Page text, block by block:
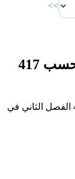
>>
ملفات ملفات متنوعة رياضيات بحسب 417
عرض ملفات ملفات متنوعة رياضيات بحسب 417 الفصل الثاني في